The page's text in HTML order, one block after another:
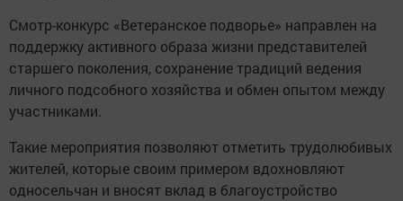
Смотр-конкурс «Ветеранское подворье» направлен на
поддержку активного образа жизни представителей
старшего поколения, сохранение традиций ведения
личного подсобного хозяйства и обмен опытом между
участниками.
Такие мероприятия позволяют отметить трудолюбивых
жителей, которые своим примером вдохновляют
односельчан и вносят вклад в благоустройство